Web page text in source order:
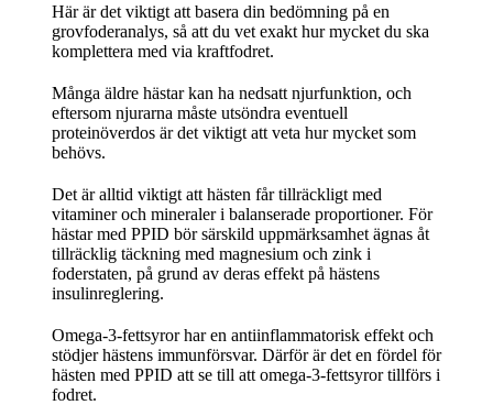
Här är det viktigt att basera din bedömning på en
grovfoderanalys, så att du vet exakt hur mycket du ska
komplettera med via kraftfodret.
Många äldre hästar kan ha nedsatt njurfunktion, och
eftersom njurarna måste utsöndra eventuell
proteinöverdos är det viktigt att veta hur mycket som
behövs.
Det är alltid viktigt att hästen får tillräckligt med
vitaminer och mineraler i balanserade proportioner. För
hästar med PPID bör särskild uppmärksamhet ägnas åt
tillräcklig täckning med magnesium och zink i
foderstaten, på grund av deras effekt på hästens
insulinreglering.
Omega-3-fettsyror har en antiinflammatorisk effekt och
stödjer hästens immunförsvar. Därför är det en fördel för
hästen med PPID att se till att omega-3-fettsyror tillförs i
fodret.